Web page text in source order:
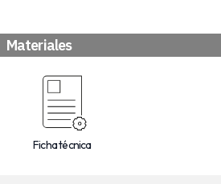
Materiales
Ficha técnica